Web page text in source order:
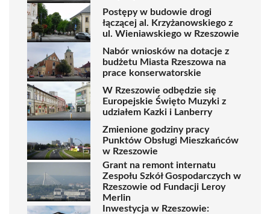
Postępy w budowie drogi
łączącej al. Krzyżanowskiego z
ul. Wieniawskiego w Rzeszowie
Nabór wniosków na dotacje z
budżetu Miasta Rzeszowa na
prace konserwatorskie
W Rzeszowie odbędzie się
Europejskie Święto Muzyki z
udziałem Kazki i Lanberry
Zmienione godziny pracy
Punktów Obsługi Mieszkańców
w Rzeszowie
Grant na remont internatu
Zespołu Szkół Gospodarczych w
Rzeszowie od Fundacji Leroy
Merlin
Inwestycja w Rzeszowie: